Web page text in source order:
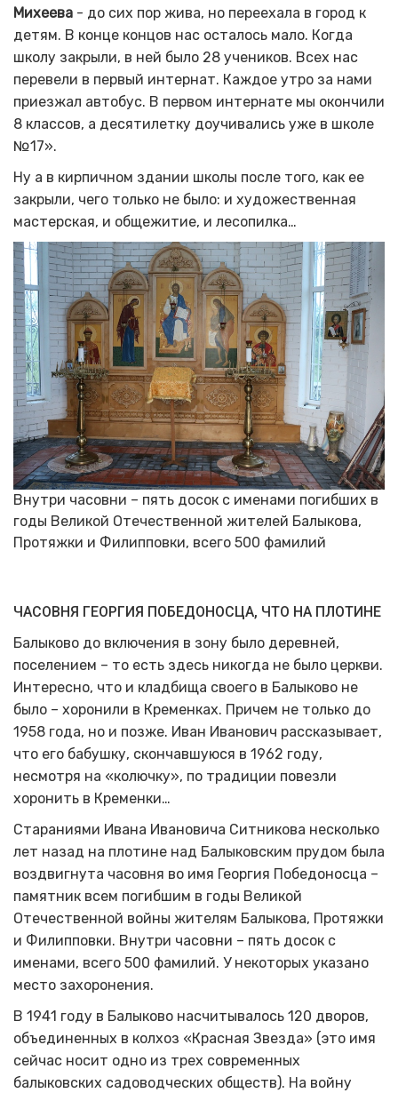
Михеева - до сих пор жива, но переехала в город к
детям. В конце концов нас осталось мало. Когда
школу закрыли, в ней было 28 учеников. Всех нас
перевели в первый интернат. Каждое утро за нами
приезжал автобус. В первом интернате мы окончили
8 классов, а десятилетку доучивались уже в школе
№17».
Ну а в кирпичном здании школы после того, как ее
закрыли, чего только не было: и художественная
мастерская, и общежитие, и лесопилка…
Внутри часовни – пять досок с именами погибших в
годы Великой Отечественной жителей Балыкова,
Протяжки и Филипповки, всего 500 фамилий
ЧАСОВНЯ ГЕОРГИЯ ПОБЕДОНОСЦА, ЧТО НА ПЛОТИНЕ
Балыково до включения в зону было деревней,
поселением – то есть здесь никогда не было церкви.
Интересно, что и кладбища своего в Балыково не
было – хоронили в Кременках. Причем не только до
1958 года, но и позже. Иван Иванович рассказывает,
что его бабушку, скончавшуюся в 1962 году,
несмотря на «колючку», по традиции повезли
хоронить в Кременки…
Стараниями Ивана Ивановича Ситникова несколько
лет назад на плотине над Балыковским прудом была
воздвигнута часовня во имя Георгия Победоносца –
памятник всем погибшим в годы Великой
Отечественной войны жителям Балыкова, Протяжки
и Филипповки. Внутри часовни – пять досок с
именами, всего 500 фамилий. У некоторых указано
место захоронения.
В 1941 году в Балыково насчитывалось 120 дворов,
объединенных в колхоз «Красная Звезда» (это имя
сейчас носит одно из трех современных
балыковских садоводческих обществ). На войну